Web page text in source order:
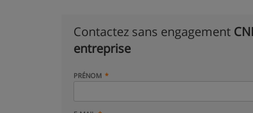
Contactez sans engagement
entreprise
PRÉNOM